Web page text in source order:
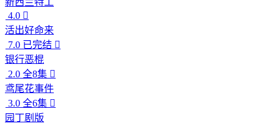
4.0 
活出好命来
7.0 已完结 
银行恶棍
2.0 全8集 
鸢尾花事件
3.0 全6集 
园丁剧版